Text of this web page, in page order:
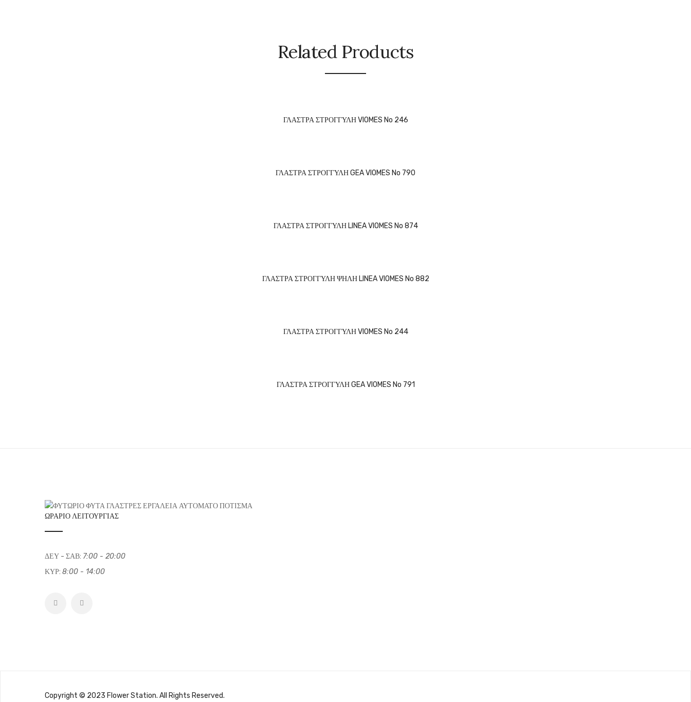
Related Products
ΓΛΑΣΤΡΑ ΣΤΡΟΓΓΥΛΗ VIOMES No 246
ΓΛΑΣΤΡΑ ΣΤΡΟΓΓΥΛΗ GEA VIOMES No 790
ΓΛΑΣΤΡΑ ΣΤΡΟΓΓΥΛΗ LINEA VIOMES No 874
ΓΛΑΣΤΡΑ ΣΤΡΟΓΓΥΛΗ ΨΗΛΗ LINEA VIOMES No 882
ΓΛΑΣΤΡΑ ΣΤΡΟΓΓΥΛΗ VIOMES No 244
ΓΛΑΣΤΡΑ ΣΤΡΟΓΓΥΛΗ GEA VIOMES No 791
ΩΡΆΡΙΟ ΛΕΙΤΟΥΡΓΊΑΣ
ΔΕΥ - ΣΑΒ: 7:00 - 20:00
ΚΥΡ: 8:00 - 14:00
Copyright © 2023 Flower Station. All Rights Reserved.